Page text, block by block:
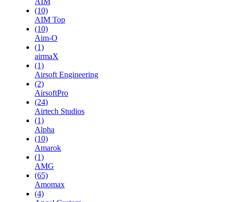
(10)
AIM Top
(10)
Aim-O
(1)
airmaX
(1)
Airsoft Engineering
(2)
AirsoftPro
(24)
Airtech Studios
(1)
Alpha
(10)
Amarok
(1)
AMG
(65)
Amomax
(4)